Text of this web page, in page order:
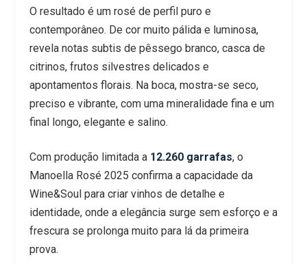
O resultado é um rosé de perfil puro e
contemporâneo. De cor muito pálida e luminosa,
revela notas subtis de pêssego branco, casca de
citrinos, frutos silvestres delicados e
apontamentos florais. Na boca, mostra-se seco,
preciso e vibrante, com uma mineralidade fina e um
final longo, elegante e salino.
Com produção limitada a 12.260 garrafas, o
Manoella Rosé 2025 confirma a capacidade da
Wine&Soul para criar vinhos de detalhe e
identidade, onde a elegância surge sem esforço e a
frescura se prolonga muito para lá da primeira
prova.